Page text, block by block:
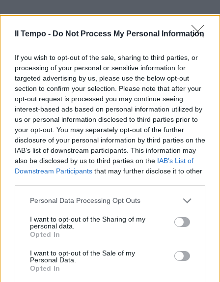
Il Tempo - Do Not Process My Personal Information
If you wish to opt-out of the sale, sharing to third parties, or
processing of your personal or sensitive information for
targeted advertising by us, please use the below opt-out
section to confirm your selection. Please note that after your
opt-out request is processed you may continue seeing
interest-based ads based on personal information utilized by
us or personal information disclosed to third parties prior to
your opt-out. You may separately opt-out of the further
disclosure of your personal information by third parties on the
IAB’s list of downstream participants. This information may
also be disclosed by us to third parties on the IAB’s List of
Downstream Participants that may further disclose it to other
Personal Data Processing Opt Outs
I want to opt-out of the Sharing of my
personal data.
Opted In
I want to opt-out of the Sale of my
Personal Data.
Opted In